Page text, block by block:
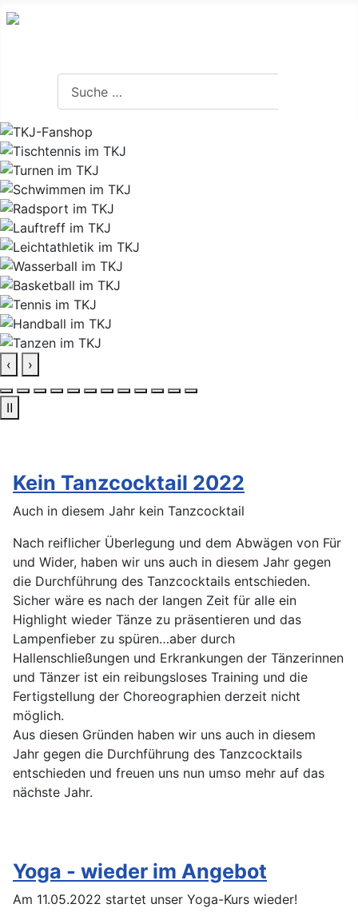
‹ ›
Ⅱ
Kein Tanzcocktail 2022
Auch in diesem Jahr kein Tanzcocktail
Nach reiflicher Überlegung und dem Abwägen von Für
und Wider, haben wir uns auch in diesem Jahr gegen
die Durchführung des Tanzcocktails entschieden.
Sicher wäre es nach der langen Zeit für alle ein
Highlight wieder Tänze zu präsentieren und das
Lampenfieber zu spüren…aber durch
Hallenschließungen und Erkrankungen der Tänzerinnen
und Tänzer ist ein reibungsloses Training und die
Fertigstellung der Choreographien derzeit nicht
möglich.
Aus diesen Gründen haben wir uns auch in diesem
Jahr gegen die Durchführung des Tanzcocktails
entschieden und freuen uns nun umso mehr auf das
nächste Jahr.
Yoga - wieder im Angebot
Am 11.05.2022 startet unser Yoga-Kurs wieder!